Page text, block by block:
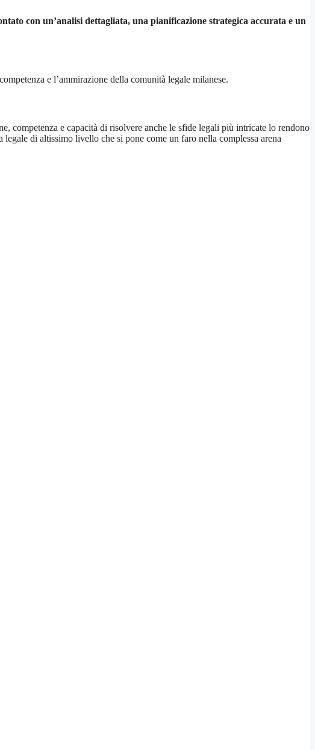
con un’analisi dettagliata, una pianificazione strategica accurata e un
e l’ammirazione della comunità legale milanese.
competenza e capacità di risolvere anche le sfide legali più intricate lo rendono
di altissimo livello che si pone come un faro nella complessa arena